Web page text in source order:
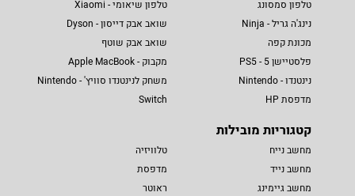
טלפון סמסונג
נינג'ה גריל - Ninja
מכונת קפה
פלסטיישן 5 - PS5
נינטנדו - Nintendo
מדפסת HP
טלפון שיאומי - Xiaomi
שואב אבק דייסון - Dyson
שואב אבק שוטף
מקבוק - Apple MacBook
משחק לנינטנדו סוויץ' - Nintendo
Switch
קטגוריות מובילות
מחשב נייח
מחשב נייד
מחשב גיימינג
טלוויזיה
מדפסת
ראוטר